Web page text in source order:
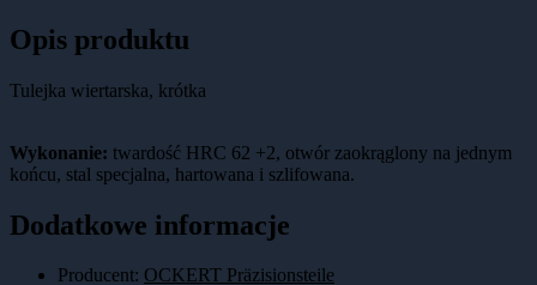
Opis produktu
Tulejka wiertarska, krótka
Wykonanie: twardość HRC 62 +2, otwór zaokrąglony na jednym
końcu, stal specjalna, hartowana i szlifowana.
Dodatkowe informacje
Producent: OCKERT Präzisionsteile